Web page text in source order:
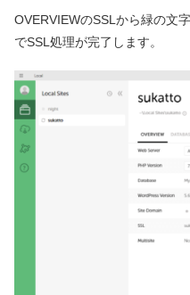
OVERVIEWのSSLから緑の文
でSSL処理が完了します。